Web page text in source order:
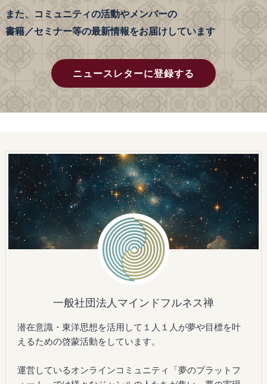
また、コミュニティの活動やメンバーの
書籍／セミナー等の最新情報をお届けしています
ニュースレターに登録する
一般社団法人マインドフルネス禅
潜在意識・東洋思想を活用して１人１人が夢や目標を叶
えるための啓蒙活動をしています。
運営しているオンラインコミュニティ「夢のプラットフ